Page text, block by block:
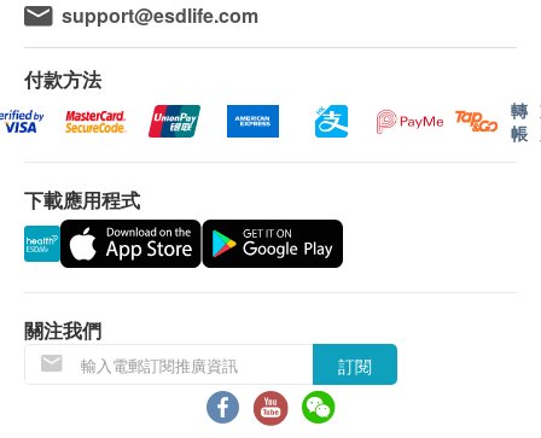
如有任何爭議，健康網購health.ESDlife 及 香港國際心
臟中心 將保留最終決定權。
檢測流程：
香港國際心臟中心會安排客人先預約進行一般檢查（包
完成一般檢查後3-4個工作天，香港國際心臟中心會再
次致電客戶安排第二次預約，安排由心臟科專科醫生進
行心臟功能檢查項目，並即場講解檢查報告。
請注意：心臟健康檢查必須經醫生評估是否適合進行。
心 將收取醫生診症費$850及已完成的檢查項目之費
用，餘額將退回客戶。
所有健康檢查/服務並非作為醫務診斷或治療用途。當閣
support@esdlife.com
付款方法
轉
帳
下載應用程式
關注我們
訂閱